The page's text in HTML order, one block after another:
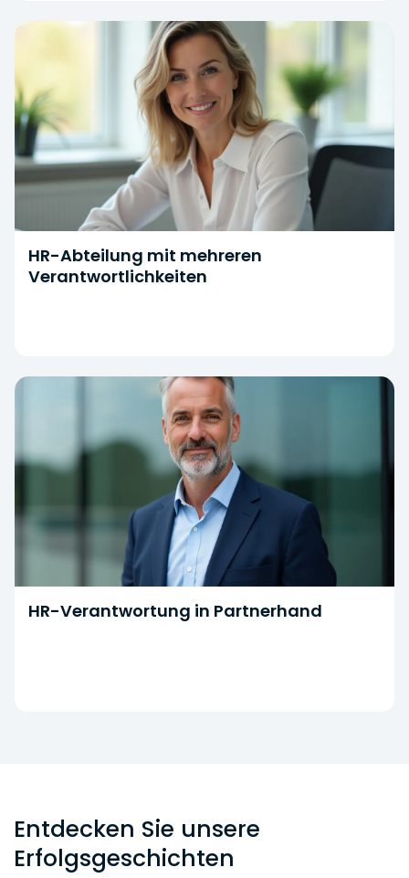
HR-Abteilung mit mehreren
Verantwortlichkeiten
HR-Verantwortung in Partnerhand
Entdecken Sie unsere
Erfolgsgeschichten